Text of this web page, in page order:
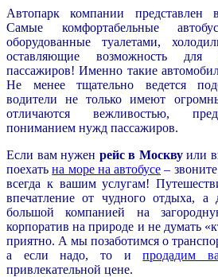
Автопарк компании представлен
Самые комфортабельные
оборудованные туалетами,
оставляющие возможность для
пассажиров! Именно такие
Не менее тщательно ведется
водители не только имеют
отличаются вежливостью,
пониманием нужд пассажиров.
Если вам нужен рейс в Москвуили
поехать на море на автобусе –
всегда к вашим услугам!
впечатление от чудного отдыха, а
большой компанией на
корпоратив на природе и не думать
приятно. А мы позаботимся о
а если надо, то и
продадим
привлекательной цене.